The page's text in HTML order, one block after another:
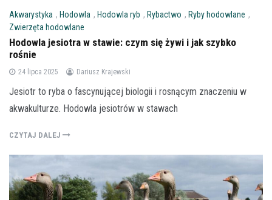
Akwarystyka , Hodowla , Hodowla ryb , Rybactwo , Ryby hodowlane ,
Zwierzęta hodowlane
Hodowla jesiotra w stawie: czym się żywi i jak szybko
rośnie
24 lipca 2025 Dariusz Krajewski
Jesiotr to ryba o fascynującej biologii i rosnącym znaczeniu w
akwakulturze. Hodowla jesiotrów w stawach
CZYTAJ DALEJ